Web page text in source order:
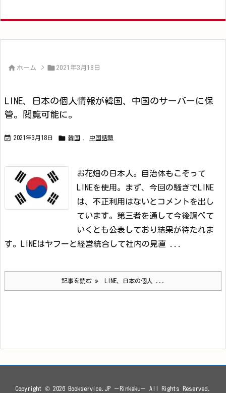
 ホーム >  2021年3月18日
LINE、日本の個人情報が韓国、中国のサーバーに保
管。閲覧可能に。
 2021年3月18日  韓国 中国話題
お花畑の日本人。自治体もこぞって
LINEを使用。
まず、今回の騒ぎでLINE
は、不正利用はないとコメントを出し
ています。第三者を通して今後調べて
いくとも公表しており結果が待たれま
す。
LINEはヤフーと経営統合して社内の見直 ...
記事を読む LINE、日本の個人 ...
Copyright © 2026 Bookservice.JP －Rinkaku－ All Rights Reserved.